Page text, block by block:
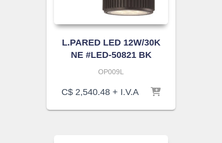
L.PARED LED 12W/30K
NE #LED-50821 BK
OP009L
C$ 2,540.48 + I.V.A